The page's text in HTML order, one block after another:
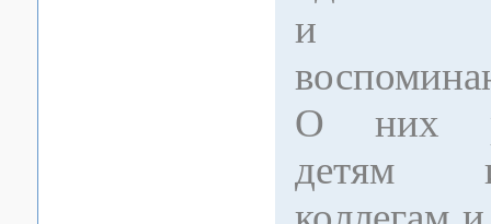
и
О них
детям